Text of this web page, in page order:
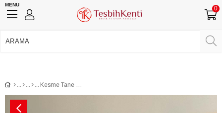
MENU
0
Kesme Tane Koyu Tonda Toz Kehribar Tesbih